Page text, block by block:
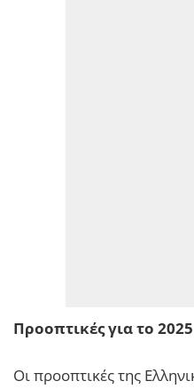
Προοπτικές για το 2025
Οι προοπτικές της